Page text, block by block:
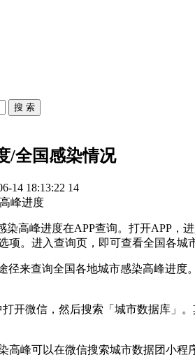
搜 索
/全国感染情况
14 18:13:22 14
峰进度
染高峰进度在APP查询。打开APP，
项。进入查询页，即可查看全国各城
径来查询全国各地城市感染高峰进
打开微信，然后搜索「城市数据库」
高峰可以在微信搜索城市数据团小